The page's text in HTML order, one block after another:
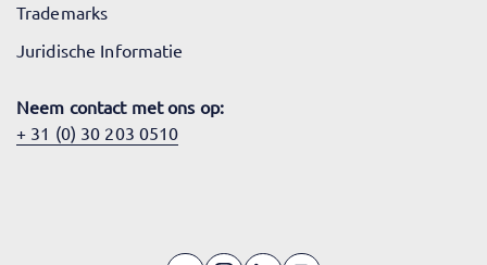
Trademarks
Juridische Informatie
Neem contact met ons op:
+ 31 (0) 30 203 0510